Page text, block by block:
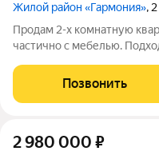
Жилой район «Гармония»,
Продам 2-х комнатную
частично с мебелью.
Позвонить
2 980 000 ₽